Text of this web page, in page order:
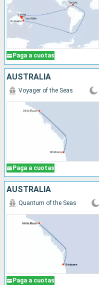
Paga a cuotas
AUSTRALIA
Paga a cuotas
Voyager of the Seas
AUSTRALIA
Paga a cuotas
Quantum of the Seas